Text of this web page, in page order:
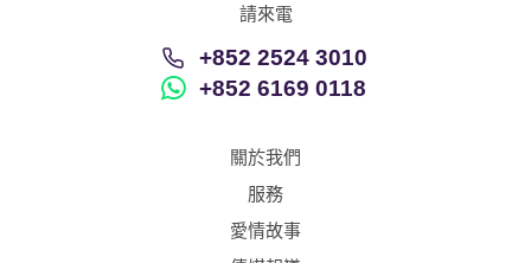
請來電
+852 2524 3010
+852 6169 0118
關於我們
服務
愛情故事